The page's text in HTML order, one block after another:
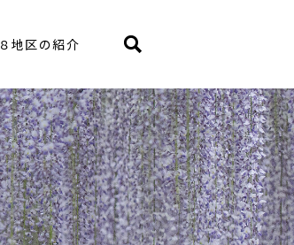
８地区の紹介